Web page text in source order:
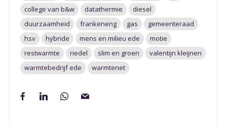
college van b&w
datathermie
diesel
duurzaamheid
frankeneng gas
gemeenteraad
hsv
hybride mens en milieu ede
motie
restwarmte
riedel slim en groen
valentijn kleijnen
warmtebedrijf ede
warmtenet